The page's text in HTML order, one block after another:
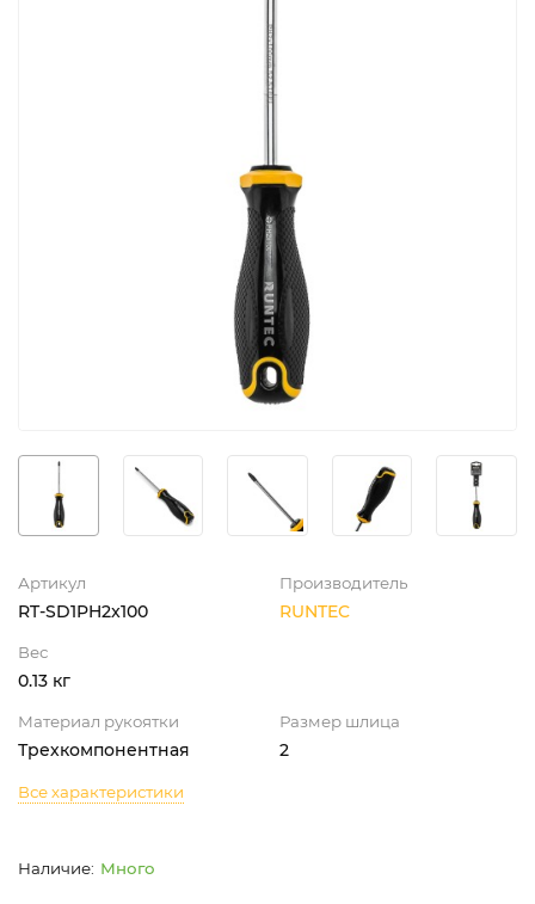
Артикул
RT-SD1PH2x100
Производитель
RUNTEC
Вес
0.13 кг
Материал рукоятки
Трехкомпонентная
Размер шлица
2
Все характеристики
Много